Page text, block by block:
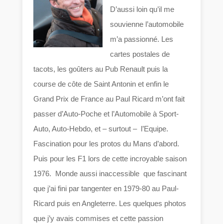
D’aussi loin qu’il me
souvienne l’automobile
m’a passionné. Les
cartes postales de
tacots, les goûters au Pub Renault puis la
course de côte de Saint Antonin et enfin le
Grand Prix de France au Paul Ricard m’ont fait
passer d’Auto-Poche et l’Automobile à Sport-
Auto, Auto-Hebdo, et – surtout – l’Equipe.
Fascination pour les protos du Mans d’abord.
Puis pour les F1 lors de cette incroyable saison
1976. Monde aussi inaccessible que fascinant
que j’ai fini par tangenter en 1979-80 au Paul-
Ricard puis en Angleterre. Les quelques photos
que j’y avais commises et cette passion